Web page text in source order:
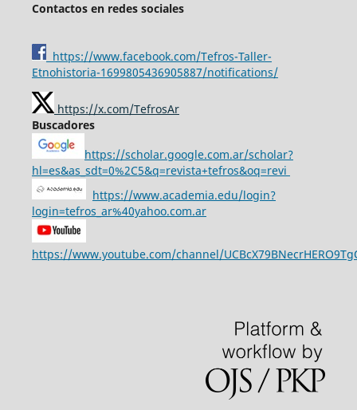
Contactos en redes sociales
https://www.facebook.com/Tefros-Taller-
Etnohistoria-1699805436905887/notifications/
https://x.com/TefrosAr
Buscadores
https://scholar.google.com.ar/scholar?
hl=es&as_sdt=0%2C5&q=revista+tefros&oq=revi
https://www.academia.edu/login?
login=tefros_ar%40yahoo.com.ar
https://www.youtube.com/channel/